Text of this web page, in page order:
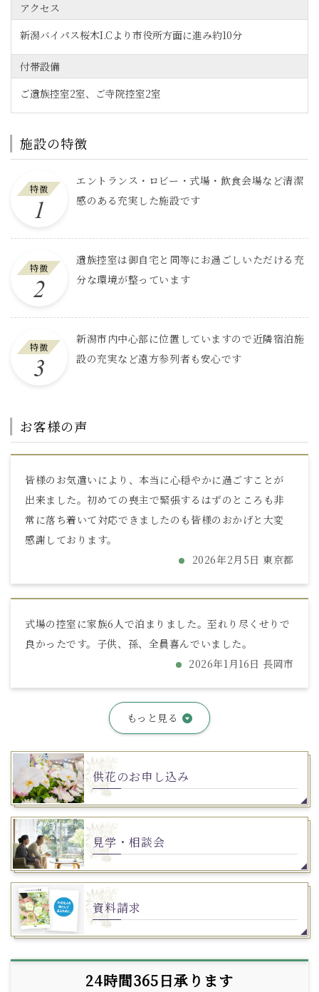
アクセス
新潟バイパス桜木I.Cより市役所方面に進み約10分
付帯設備
ご遺族控室2室、ご寺院控室2室
施設の特徴
特徴
エントランス・ロビー・式場・飲食会場など清潔
感のある充実した施設です
特徴
遺族控室は御自宅と同等にお過ごしいただける充
分な環境が整っています
特徴
新潟市内中心部に位置していますので近隣宿泊施
設の充実など遠方参列者も安心です
お客様の声
皆様のお気遣いにより、本当に心穏やかに過ごすことが
出来ました。初めての喪主で緊張するはずのところも非
常に落ち着いて対応できましたのも皆様のおかげと大変
感謝しております。
2026年2月5日 東京都
式場の控室に家族6人で泊まりました。至れり尽くせりで
良かったです。子供、孫、全員喜んでいました。
2026年1月16日 長岡市
もっと見る
24時間365日承ります
供花のお申し込み
見学・相談会
資料請求